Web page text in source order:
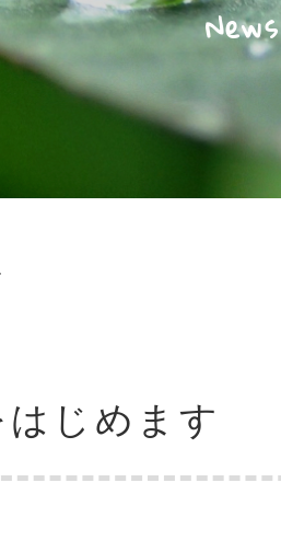
News
じめます